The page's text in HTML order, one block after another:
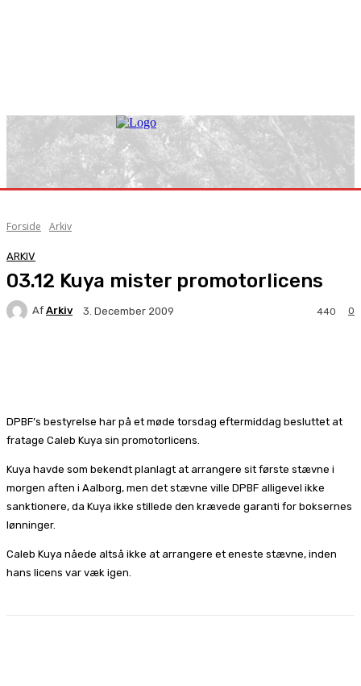
Forside Arkiv
ARKIV
03.12 Kuya mister promotorlicens
Af Arkiv 3. December 2009 0
440
DPBF’s bestyrelse har på et møde torsdag eftermiddag besluttet at
fratage Caleb Kuya sin promotorlicens.
Kuya havde som bekendt planlagt at arrangere sit første stævne i
morgen aften i Aalborg, men det stævne ville DPBF alligevel ikke
sanktionere, da Kuya ikke stillede den krævede garanti for boksernes
lønninger.
Caleb Kuya nåede altså ikke at arrangere et eneste stævne, inden
hans licens var væk igen.